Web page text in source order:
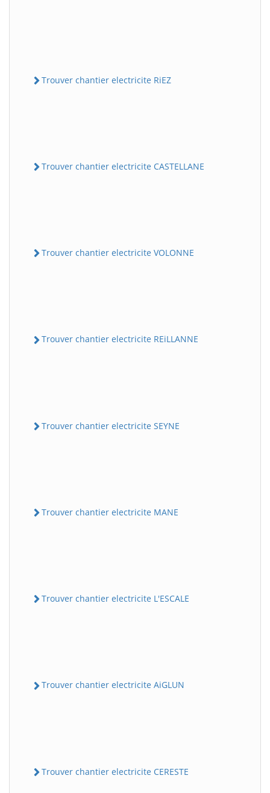
Trouver chantier electricite RiEZ
Trouver chantier electricite CASTELLANE
Trouver chantier electricite VOLONNE
Trouver chantier electricite REiLLANNE
Trouver chantier electricite SEYNE
Trouver chantier electricite MANE
Trouver chantier electricite L'ESCALE
Trouver chantier electricite AiGLUN
Trouver chantier electricite CERESTE